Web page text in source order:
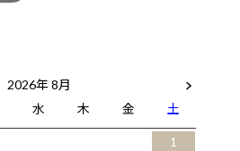
2026年 8月
水 木 金
土
1